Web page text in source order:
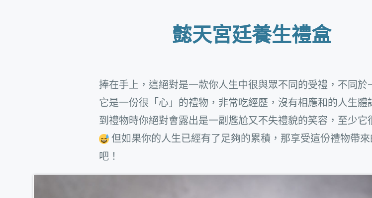
懿天宮廷養生禮盒
捧在手上，這絕對是一款你人生中很與眾不同的受禮，不同於
它是一份很「心」的禮物，非常吃經歷，沒有相應和的人生體
到禮物時你絕對會露出是一副尷尬又不失禮貌的笑容，至少它
但如果你的人生已經有了足夠的累積，那享受這份禮物帶
吧！